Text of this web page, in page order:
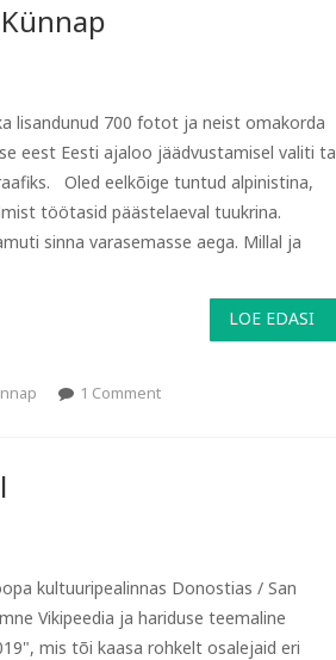
lisandunud 700 fotot ja neist omakorda
eest Eesti ajaloo jäädvustamisel valiti ta
Oled eelkõige tuntud alpinistina,
töötasid päästelaeval tuukrina.
sinna varasemasse aega. Millal ja
LOE EDASI
1 Comment
kultuuripealinnas Donostias / San
Vikipeedia ja hariduse teemaline
mis tõi kaasa rohkelt osalejaid eri